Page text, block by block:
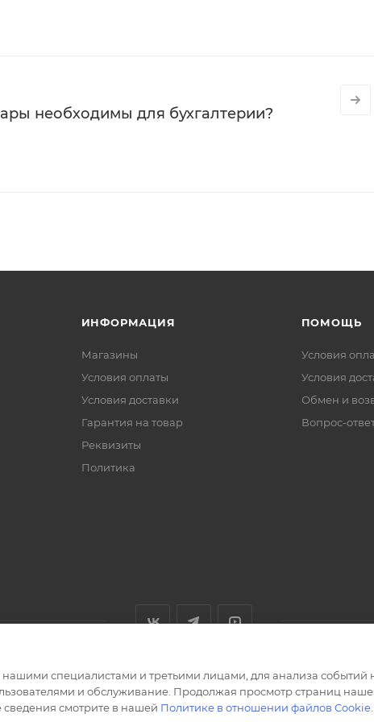
необходимы для бухгалтерии?
ИНФОРМАЦИЯ
Магазины
Условия оплаты
Условия доставки
Гарантия на товар
Реквизиты
Политика
ПОМОЩЬ
Условия
Условия
Обмен и
Вопрос-
специалистами и третьими лицами, для анализа событий
и обслуживание. Продолжая просмотр страниц
смотрите в нашей Политике в отношении файлов Cookie